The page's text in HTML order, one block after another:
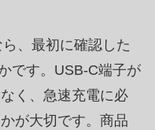
、最初に確認した
です。USB-C端子が
く、急速充電に必
が大切です。商品